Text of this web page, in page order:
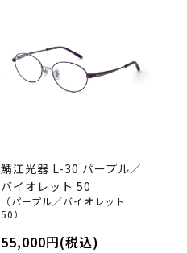
鯖江光器 L-30 パープル／
バイオレット 50
（パープル／バイオレット
50）
55,000円(税込)